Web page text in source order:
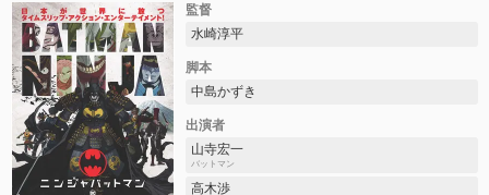
監督
水崎淳平
脚本
中島かずき
出演者
山寺宏一
バットマン
高木渉